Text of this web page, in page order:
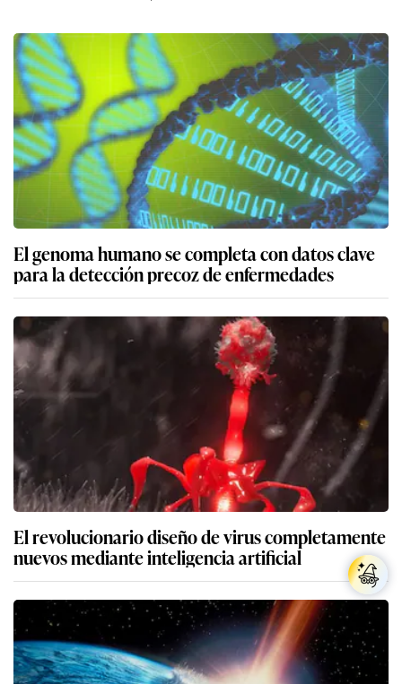
El genoma humano se completa con datos clave
para la detección precoz de enfermedades
El revolucionario diseño de virus completamente
nuevos mediante inteligencia artificial